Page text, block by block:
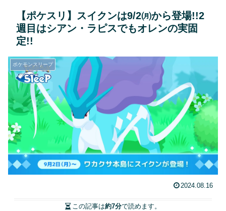
【ポケスリ】スイクンは9/2㈪から登場!!2
週目はシアン・ラピスでもオレンの実固
定!!
ポケモンスリープ
2024.08.16
この記事は約7分で読めます。